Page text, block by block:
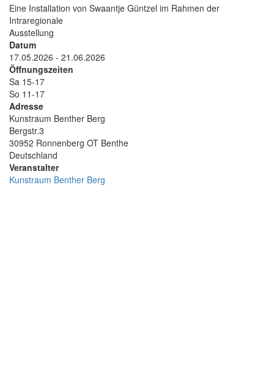
Untertitel
Eine Installation von Swaantje Güntzel im Rahmen der
Intraregionale
Art
der
Veranstaltung
Ausstellung
Datum
17.05.2026 - 21.06.2026
Öffnungszeiten
Sa 15-17
So 11-17
Adresse
Kunstraum Benther Berg
Bergstr.3
30952 Ronnenberg OT Benthe
Deutschland
Veranstalter
Kunstraum Benther Berg